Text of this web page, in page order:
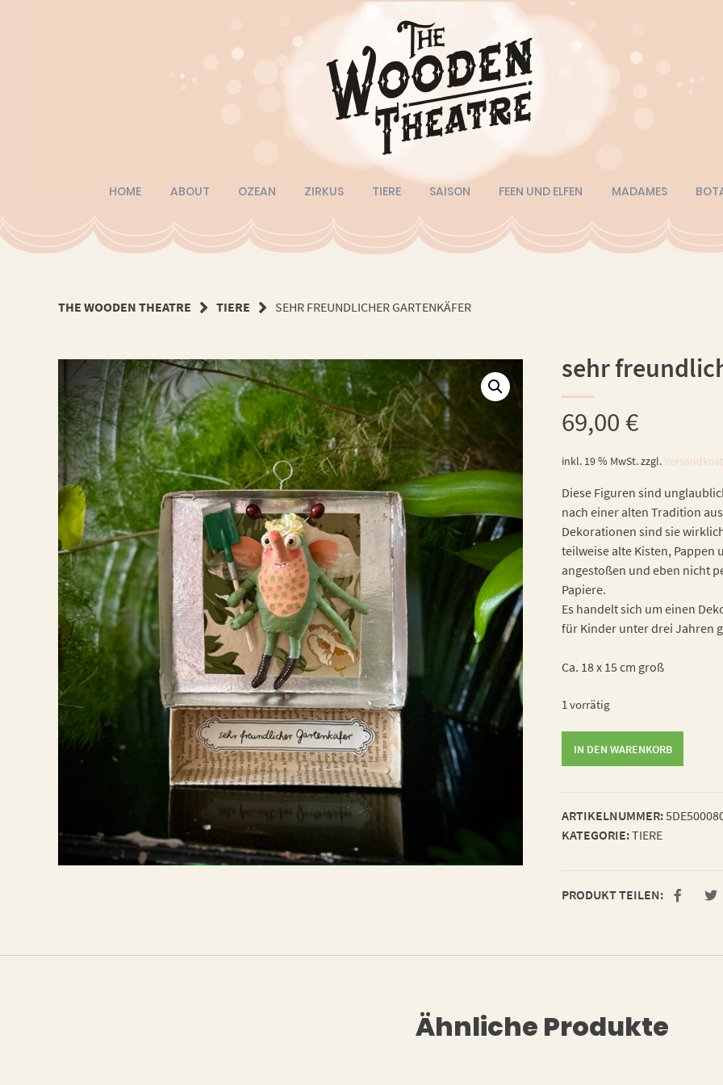
HOME ABOUT OZEAN ZIRKUS TIERE SAISON FEEN UND ELFEN MADAMES
THE WOODEN THEATRE TIERE SEHR FREUNDLICHER GARTENKÄFER
sehr
69,00€
inkl. 19 % MwSt.zzgl.
Diese Figuren sind
nach einer alten Tradition
Dekorationen sind sie
teilweise alte Kisten, Pappen
angestoßen und eben nicht
Papiere.
Es handelt sich um einen
für Kinder unter drei Jahren
Ca. 18 x 15 cm groß
1 vorrätig
IN DEN WARENKORB
ARTIKELNUMMER:
KATEGORIE:TIERE
PRODUKT TEILEN:
Ähnliche Produkte